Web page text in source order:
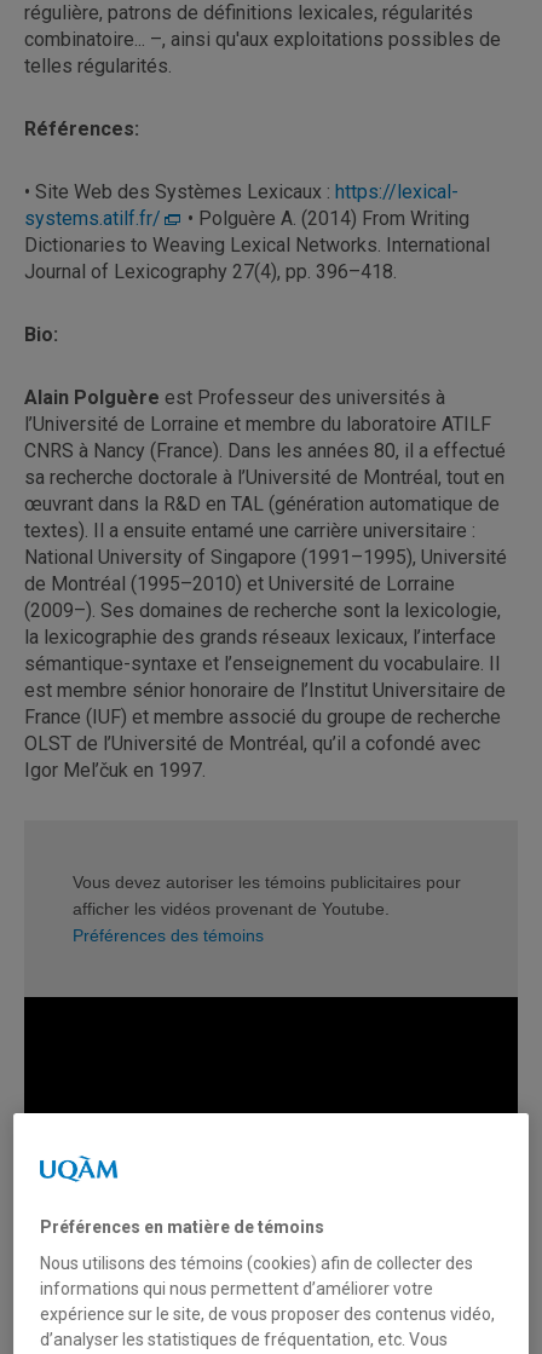
régulière, patrons de définitions lexicales, régularités
combinatoire... –, ainsi qu'aux exploitations possibles de
telles régularités.
Références:
• Site Web des Systèmes Lexicaux : https://lexical-
systems.atilf.fr/
• Polguère A. (2014) From Writing
Dictionaries to Weaving Lexical Networks. International
Journal of Lexicography 27(4), pp. 396–418.
Bio:
Alain Polguère est Professeur des universités à
l’Université de Lorraine et membre du laboratoire ATILF
CNRS à Nancy (France). Dans les années 80, il a effectué
sa recherche doctorale à l’Université de Montréal, tout en
œuvrant dans la R&D en TAL (génération automatique de
textes). Il a ensuite entamé une carrière universitaire :
National University of Singapore (1991–1995), Université
de Montréal (1995–2010) et Université de Lorraine
(2009–). Ses domaines de recherche sont la lexicologie,
la lexicographie des grands réseaux lexicaux, l’interface
sémantique-syntaxe et l’enseignement du vocabulaire. Il
est membre sénior honoraire de l’Institut Universitaire de
France (IUF) et membre associé du groupe de recherche
OLST de l’Université de Montréal, qu’il a cofondé avec
Igor Mel’čuk en 1997.
Vous devez autoriser les témoins publicitaires pour
afficher les vidéos provenant de Youtube.
Préférences des témoins
Préférences en matière de témoins
Nous utilisons des témoins (cookies) afin de collecter des
informations qui nous permettent d’améliorer votre
expérience sur le site, de vous proposer des contenus vidéo,
d’analyser les statistiques de fréquentation, etc. Vous